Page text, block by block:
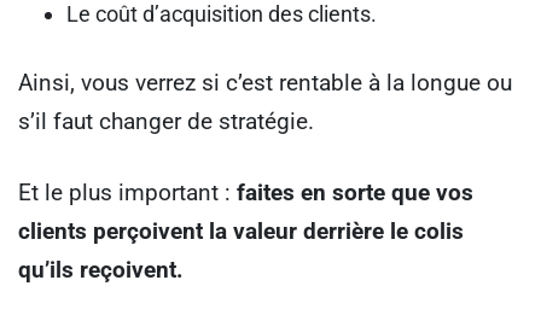
Le coût d’acquisition des clients.
Ainsi, vous verrez si c’est rentable à la longue ou
s’il faut changer de stratégie.
Et le plus important : faites en sorte que vos
clients perçoivent la valeur derrière le colis
qu’ils reçoivent.